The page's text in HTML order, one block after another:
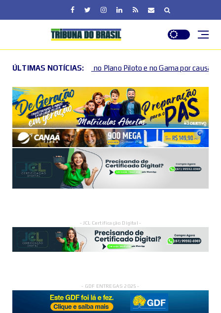
ÚLTIMAS NOTÍCIAS:
no Plano Piloto e no Gama por causa de eventos
- JCL Certificação Digital -
- GDF ENTREGAS 2025 -